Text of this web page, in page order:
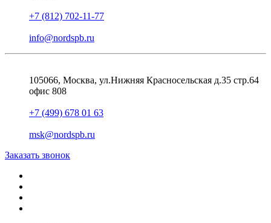
+7 (812) 702-11-77
info@nordspb.ru
105066, Москва, ул.Нижняя Красносельская д.35 стр.64
офис 808
+7 (499) 678 01 63
msk@nordspb.ru
Заказать звонок